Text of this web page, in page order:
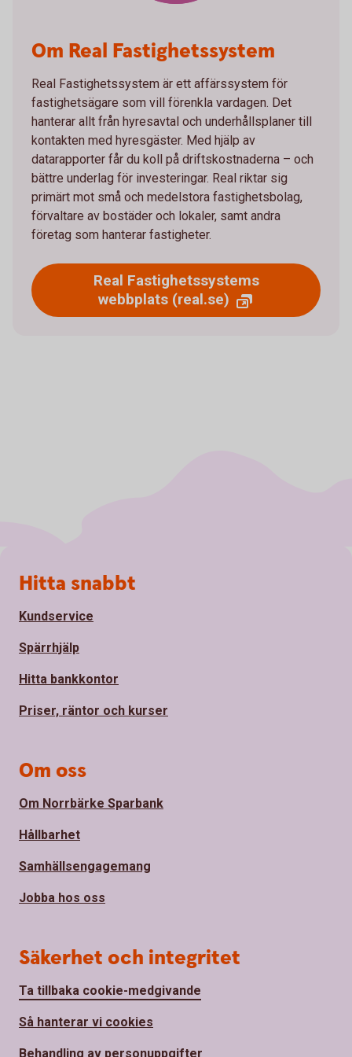
Om Real Fastighetssystem
Real Fastighetssystem är ett affärssystem för
fastighetsägare som vill förenkla vardagen. Det
hanterar allt från hyresavtal och underhållsplaner till
kontakten med hyresgäster. Med hjälp av
datarapporter får du koll på driftskostnaderna – och
bättre underlag för investeringar. Real riktar sig
primärt mot små och medelstora fastighetsbolag,
förvaltare av bostäder och lokaler, samt andra
företag som hanterar fastigheter.
Real Fastighetssystems
webbplats (real.se)
Sidfot
Hitta snabbt
Kundservice
Spärrhjälp
Hitta bankkontor
Priser, räntor och kurser
Om oss
Om Norrbärke Sparbank
Hållbarhet
Samhällsengagemang
Jobba hos oss
Säkerhet och integritet
Ta tillbaka cookie-medgivande
Så hanterar vi cookies
Behandling av personuppgifter